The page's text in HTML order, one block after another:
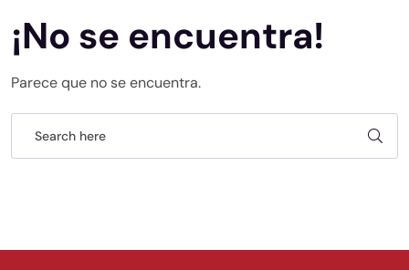
¡No se encuentra!
Parece que no se encuentra.